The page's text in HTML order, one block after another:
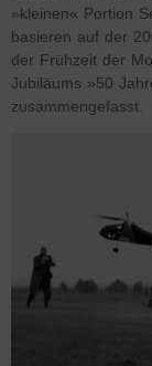
»kleinen« Portion
basieren auf der
der Frühzeit der
Jubiläums »50
zusammengefasst.